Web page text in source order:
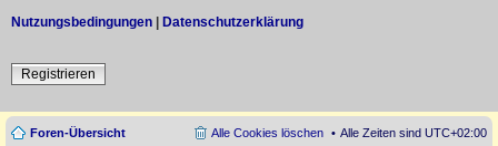
Nutzungsbedingungen | Datenschutzerklärung
Registrieren
Foren-Übersicht Alle Zeiten sind UTC+02:00
Alle Cookies löschen